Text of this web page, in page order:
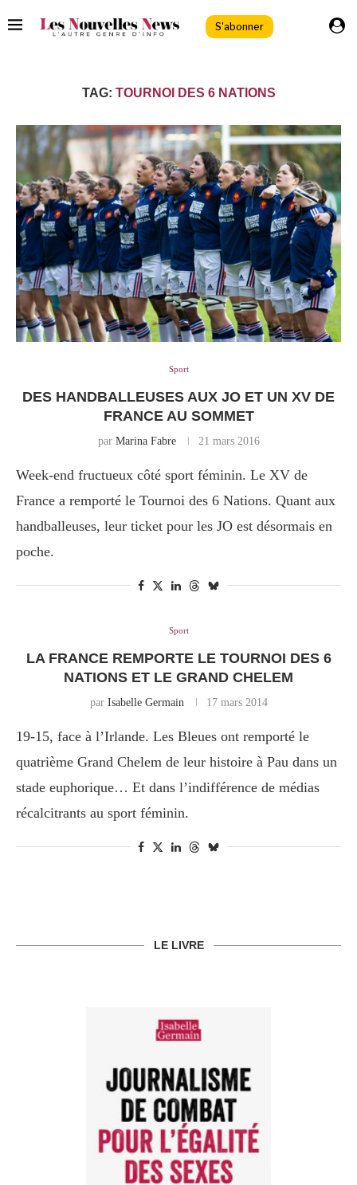
S'abonner
TAG: TOURNOI DES 6 NATIONS
Sport
DES HANDBALLEUSES AUX JO ET UN XV DE
FRANCE AU SOMMET
par Marina Fabre 21 mars 2016
Week-end fructueux côté sport féminin. Le XV de
France a remporté le Tournoi des 6 Nations. Quant aux
handballeuses, leur ticket pour les JO est désormais en
poche.
Sport
LA FRANCE REMPORTE LE TOURNOI DES 6
NATIONS ET LE GRAND CHELEM
par Isabelle Germain 17 mars 2014
19-15, face à l’Irlande. Les Bleues ont remporté le
quatrième Grand Chelem de leur histoire à Pau dans un
stade euphorique… Et dans l’indifférence de médias
récalcitrants au sport féminin.
LE LIVRE